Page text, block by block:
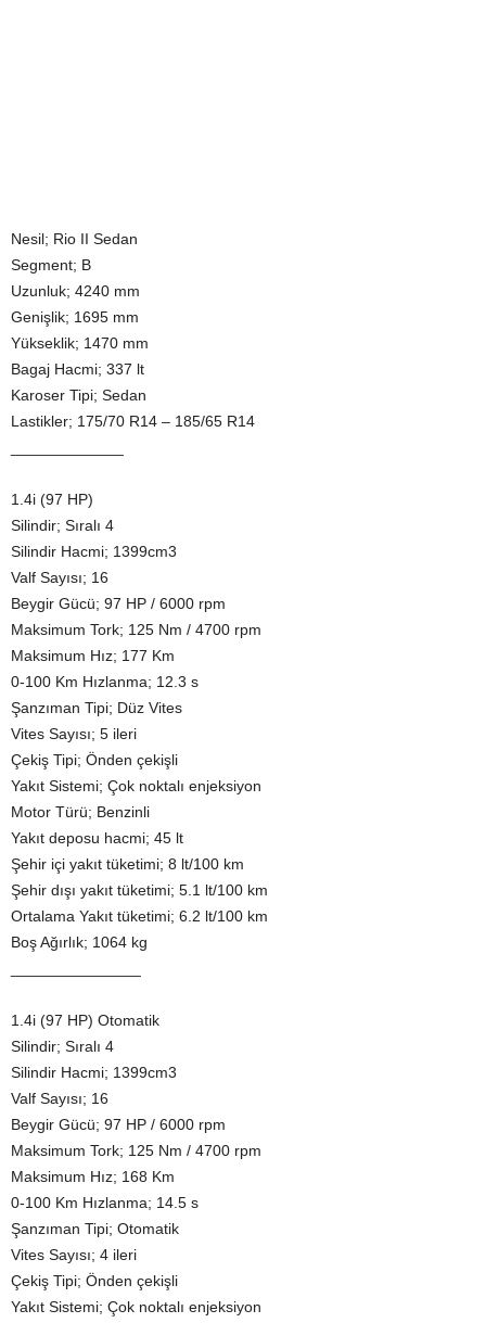
Nesil; Rio II Sedan
Segment; B
Uzunluk; 4240 mm
Genişlik; 1695 mm
Yükseklik; 1470 mm
Bagaj Hacmi; 337 lt
Karoser Tipi; Sedan
Lastikler; 175/70 R14 – 185/65 R14
1.4i (97 HP)
Silindir; Sıralı 4
Silindir Hacmi; 1399cm3
Valf Sayısı; 16
Beygir Gücü; 97 HP / 6000 rpm
Maksimum Tork; 125 Nm / 4700 rpm
Maksimum Hız; 177 Km
0-100 Km Hızlanma; 12.3 s
Şanzıman Tipi; Düz Vites
Vites Sayısı; 5 ileri
Çekiş Tipi; Önden çekişli
Yakıt Sistemi; Çok noktalı enjeksiyon
Motor Türü; Benzinli
Yakıt deposu hacmi; 45 lt
Şehir içi yakıt tüketimi; 8 lt/100 km
Şehir dışı yakıt tüketimi; 5.1 lt/100 km
Ortalama Yakıt tüketimi; 6.2 lt/100 km
Boş Ağırlık; 1064 kg
1.4i (97 HP) Otomatik
Silindir; Sıralı 4
Silindir Hacmi; 1399cm3
Valf Sayısı; 16
Beygir Gücü; 97 HP / 6000 rpm
Maksimum Tork; 125 Nm / 4700 rpm
Maksimum Hız; 168 Km
0-100 Km Hızlanma; 14.5 s
Şanzıman Tipi; Otomatik
Vites Sayısı; 4 ileri
Çekiş Tipi; Önden çekişli
Yakıt Sistemi; Çok noktalı enjeksiyon